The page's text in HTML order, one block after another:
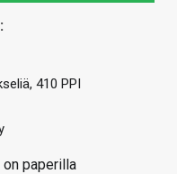
410 PPI
on paperilla